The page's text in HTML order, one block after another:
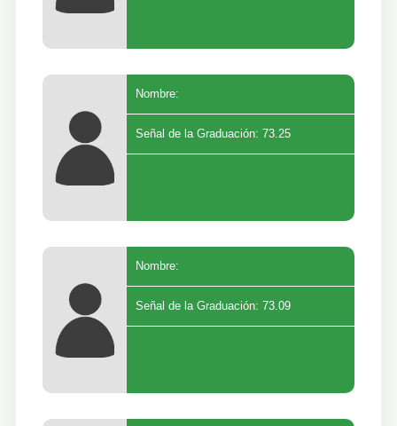
Nombre:
Señal de la Graduación: 73.25
Nombre:
Señal de la Graduación: 73.09